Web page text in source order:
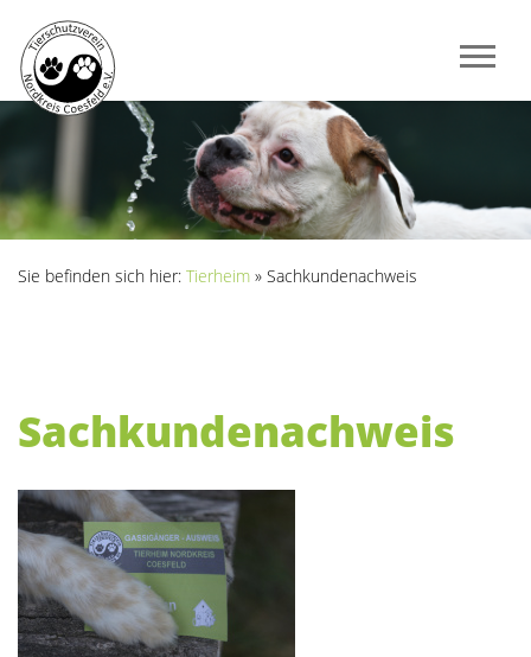
Sie befinden sich hier: Tierheim » Sachkundenachweis
Sachkundenachweis